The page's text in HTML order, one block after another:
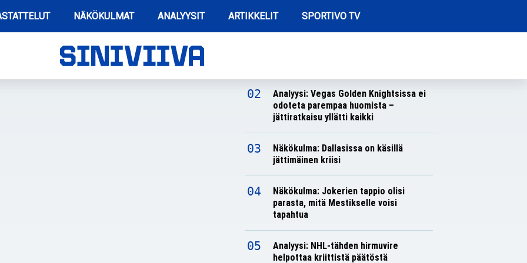
NÄKÖKULMAT ANALYYSIT ARTIKKELIT SPORTIVO TV
Analyysi: Vegas Golden Knightsissa ei
odoteta parempaa huomista –
jättiratkaisu yllätti kaikki
Näkökulma: Dallasissa on käsillä
jättimäinen kriisi
Näkökulma: Jokerien tappio olisi
parasta, mitä Mestikselle voisi
tapahtua
Analyysi: NHL-tähden hirmuvire
helpottaa kriittistä päätöstä